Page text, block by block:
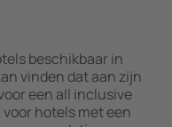
beschikbaar in
vinden dat aan zijn
een all inclusive
hotels met een